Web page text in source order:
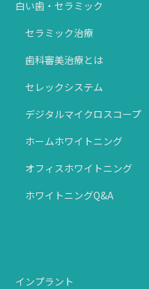
白い歯・セラミック
セラミック治療
歯科審美治療とは
セレックシステム
デジタルマイクロスコープ
ホームホワイトニング
オフィスホワイトニング
ホワイトニングQ&A
インプラント